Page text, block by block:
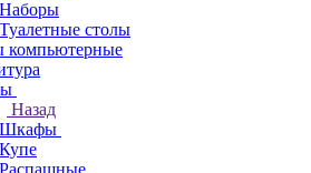
Наборы
Туалетные столы
компьютерные
Назад
Шкафы
Купе
Распашные